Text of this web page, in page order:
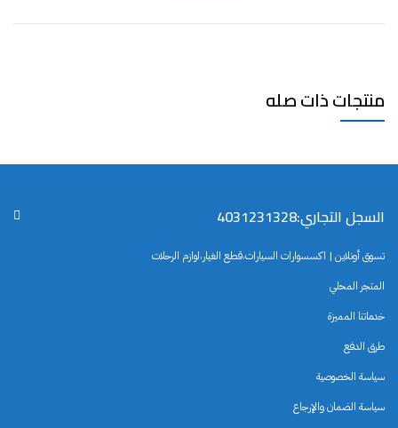
منتجات ذات صله
السجل التجاري:4031231328
تسوق أونلاين | اكسسوارات السيارات،قطع الغيار،لوازم الرحلات
المتجر المحلي
خدماتنا المميزة
طرق الدفع
سياسة الخصوصية
سياسة الضمان والإرجاع